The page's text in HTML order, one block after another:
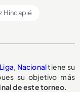
Hincapié
Liga, Nacionaltiene su
su objetivo más
de este torneo.